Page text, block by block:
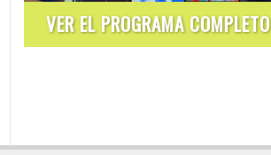
VER EL PROGRAMA COMPLETO